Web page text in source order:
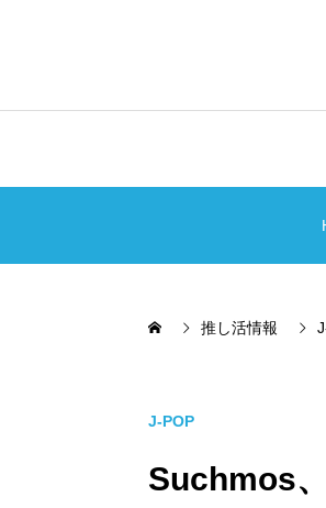
推し活情報
J-POP
Suchmos